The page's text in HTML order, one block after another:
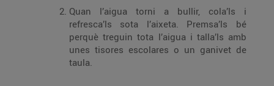
Quan l’aigua torni a bullir, cola’ls i
refresca’ls sota l’aixeta. Premsa’ls bé
perquè treguin tota l’aigua i talla’ls amb
unes tisores escolares o un ganivet de
taula.